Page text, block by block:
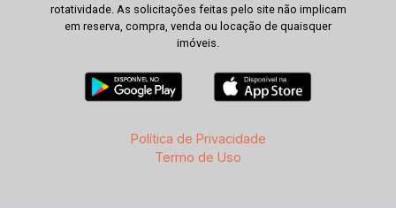
rotatividade. As solicitações feitas pelo site não implicam
em reserva, compra, venda ou locação de quaisquer
imóveis.
Política de Privacidade
Termo de Uso